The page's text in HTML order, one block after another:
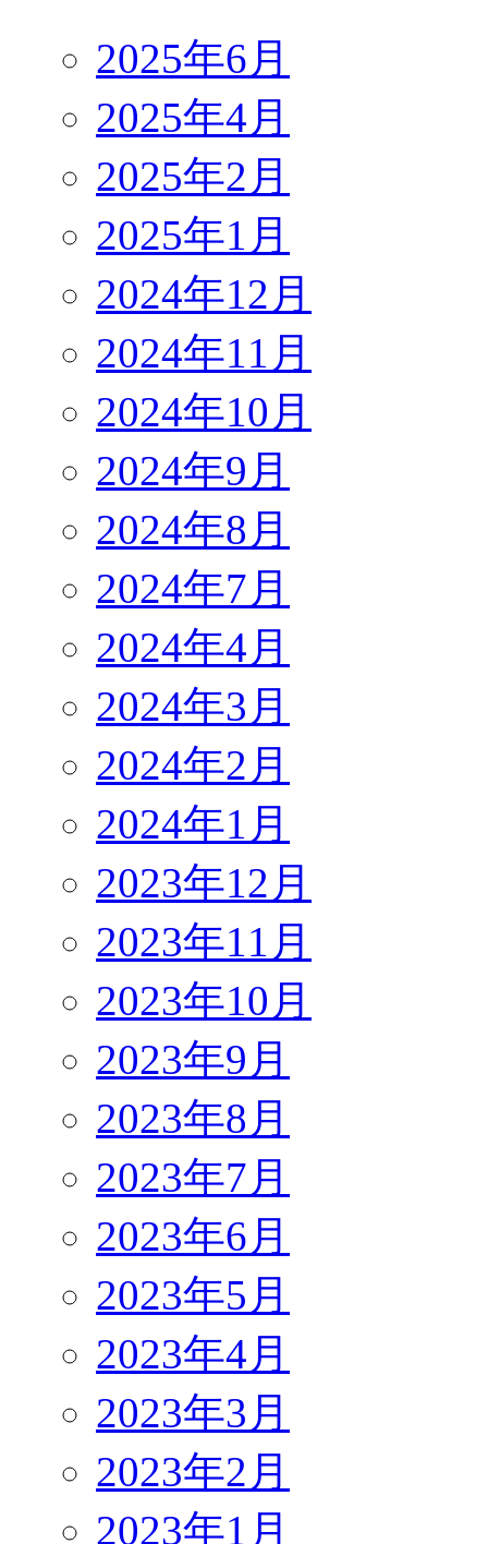
2025年6月
2025年4月
2025年2月
2025年1月
2024年12月
2024年11月
2024年10月
2024年9月
2024年8月
2024年7月
2024年4月
2024年3月
2024年2月
2024年1月
2023年12月
2023年11月
2023年10月
2023年9月
2023年8月
2023年7月
2023年6月
2023年5月
2023年4月
2023年3月
2023年2月
2023年1月